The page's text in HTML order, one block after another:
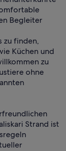
Begleiter
zu finden,
Küchen und
zu
ohne
Strand ist